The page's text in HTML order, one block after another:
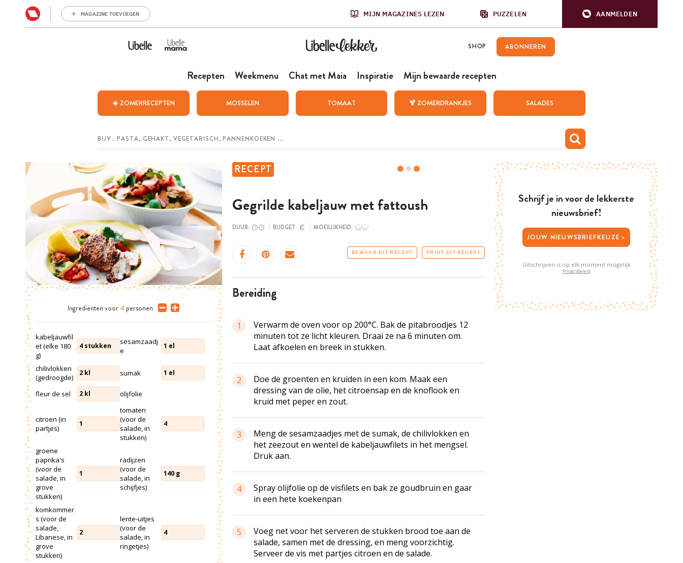
MAGAZINE TOEVOEGEN MIJN MAGAZINES LEZEN PUZZELEN AANMELDEN
SHOP ABONNEREN
Recepten Weekmenu Chat met Maia Inspiratie Mijn bewaarde recepten
☀️ ZOMERRECEPTEN MOSSELEN TOMAAT 🍹 ZOMERDRANKJES SALADES
RECEPT
Gegrilde kabeljauw met fattoush
DUUR: BUDGET: MOEILIJKHEID:
BEWAAR DIT RECEPT PRINT DIT RECEPT
bereiding
1
Verwarm de oven voor op 200°C. Bak de pitabroodjes 12
minuten tot ze licht kleuren. Draai ze na 6 minuten om.
Laat afkoelen en breek in stukken.
2
Doe de groenten en kruiden in een kom. Maak een
dressing van de olie, het citroensap en de knoflook en
kruid met peper en zout.
3
Meng de sesamzaadjes met de sumak, de chilivlokken en
het zeezout en wentel de kabeljauwfilets in het mengsel.
Druk aan.
4
Spray olijfolie op de visfilets en bak ze goudbruin en gaar
in een hete koekenpan
5
Voeg net voor het serveren de stukken brood toe aan de
salade, samen met de dressing, en meng voorzichtig.
Serveer de vis met partjes citroen en de salade.
Ingrediënten voor 4 personen
kabeljauwfil
et (elke 180
g)
4 stukken
sesamzaadj
e
1 el
chilivlokken
(gedroogde)
2 kl sumak 1 el
fleur de sel 2 kl olijfolie
citroen (in
partjes)
1
tomaten
(voor de
salade, in
stukken)
4
groene
paprika's
(voor de
salade, in
grove
stukken)
1
radijzen
(voor de
salade, in
schijfjes)
140 g
komkommer
s (voor de
salade,
Libanese, in
grove
stukken)
2
lente-uitjes
(voor de
salade, in
ringetjes)
4
Schrijf je in voor de lekkerste
nieuwsbrief!
JOUW NIEUWSBRIEFKEUZE >
Uitschrijven is op elk moment mogelijk
Privacybeleid